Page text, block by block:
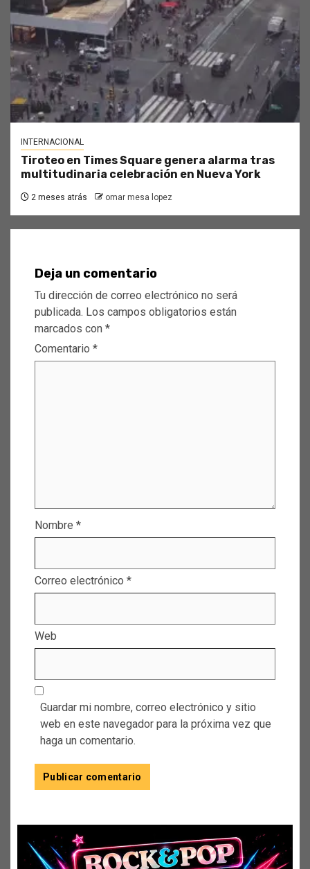
INTERNACIONAL
Tiroteo en Times Square genera alarma tras
multitudinaria celebración en Nueva York
2 meses atrás omar mesa lopez
Deja un comentario
Tu dirección de correo electrónico no será
publicada. Los campos obligatorios están
marcados con *
Comentario *
Nombre *
Correo electrónico *
Web
Guardar mi nombre, correo electrónico y sitio
web en este navegador para la próxima vez que
haga un comentario.